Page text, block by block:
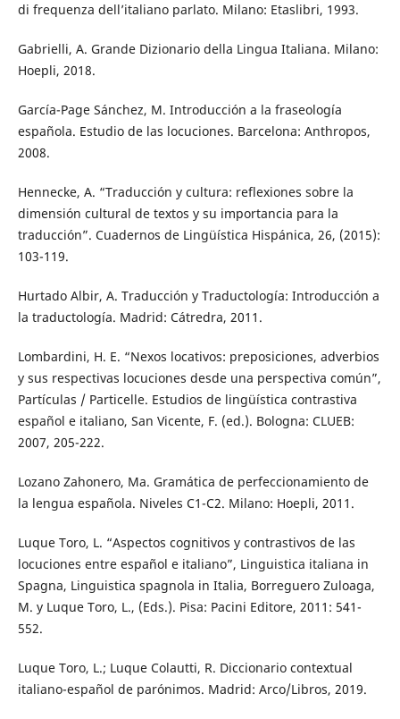
di frequenza dell’italiano parlato. Milano: Etaslibri, 1993.
Gabrielli, A. Grande Dizionario della Lingua Italiana. Milano:
Hoepli, 2018.
García-Page Sánchez, M. Introducción a la fraseología
española. Estudio de las locuciones. Barcelona: Anthropos,
2008.
Hennecke, A. “Traducción y cultura: reflexiones sobre la
dimensión cultural de textos y su importancia para la
traducción”. Cuadernos de Lingüística Hispánica, 26, (2015):
103-119.
Hurtado Albir, A. Traducción y Traductología: Introducción a
la traductología. Madrid: Cátredra, 2011.
Lombardini, H. E. “Nexos locativos: preposiciones, adverbios
y sus respectivas locuciones desde una perspectiva común”,
Partículas / Particelle. Estudios de lingüística contrastiva
español e italiano, San Vicente, F. (ed.). Bologna: CLUEB:
2007, 205-222.
Lozano Zahonero, Ma. Gramática de perfeccionamiento de
la lengua española. Niveles C1-C2. Milano: Hoepli, 2011.
Luque Toro, L. “Aspectos cognitivos y contrastivos de las
locuciones entre español e italiano”, Linguistica italiana in
Spagna, Linguistica spagnola in Italia, Borreguero Zuloaga,
M. y Luque Toro, L., (Eds.). Pisa: Pacini Editore, 2011: 541-
552.
Luque Toro, L.; Luque Colautti, R. Diccionario contextual
italiano-español de parónimos. Madrid: Arco/Libros, 2019.